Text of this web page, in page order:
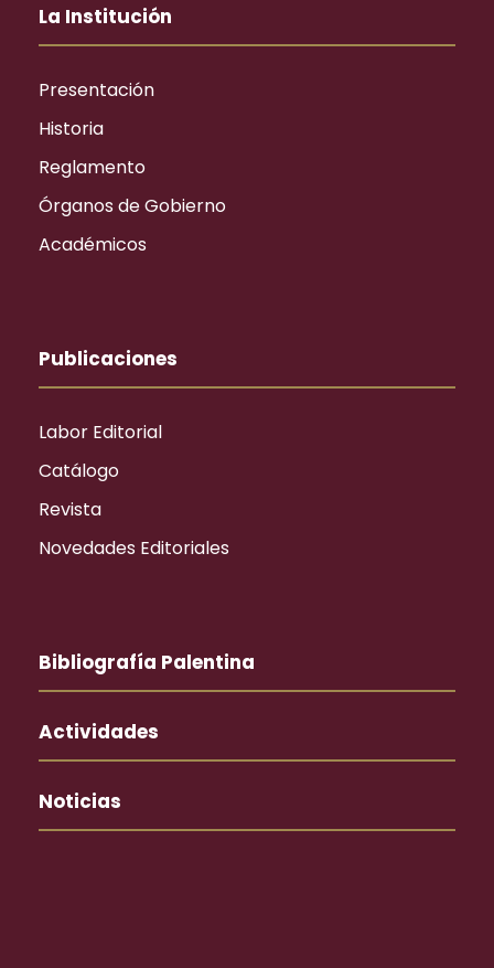
La Institución
Presentación
Historia
Reglamento
Órganos de Gobierno
Académicos
Publicaciones
Labor Editorial
Catálogo
Revista
Novedades Editoriales
Bibliografía Palentina
Actividades
Noticias